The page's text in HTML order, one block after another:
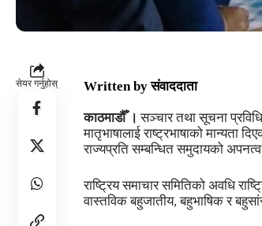
सेयर गर्नुहोस् Written by संवाददाता
काठमाडौँ । सञ्चार तथा सूचना
मातृभाषालाई राष्ट्रभाषाको मान्यता
राज्यप्रति सम्बन्धित समुदायको अपनत्व
राष्ट्रिय समाचार समितिको अवधि
वास्तविक बहुजातीय, बहुभाषिक र